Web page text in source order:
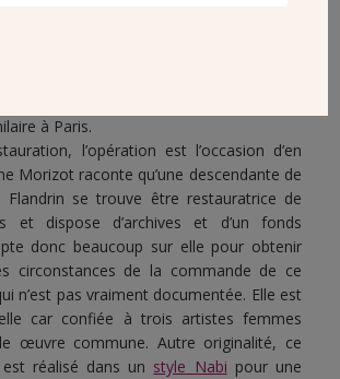
à Paris.
l’opération est l’occasion d’en
Morizot raconte qu’une descendante de
se trouve être restauratrice de
et dispose d’archives et d’un fonds
donc beaucoup sur elle pour obtenir
circonstances de la commande de ce
n’est pas vraiment documentée. Elle est
car confiée à trois artistes femmes
œuvre commune. Autre originalité, ce
réalisé dans un style Nabi pour une